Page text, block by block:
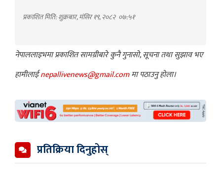
प्रकाशित मिति: शुक्रबार, मंसिर १९, २०८२ ०७:५१
नेपाललाइभमा प्रकाशित सामग्रीबारे कुनै गुनासो, सूचना तथा सुझाव भए
हामीलाईnepallivenews@gmail.comमा पठाउनु होला।
प्रतिक्रिया दिनुहोस्